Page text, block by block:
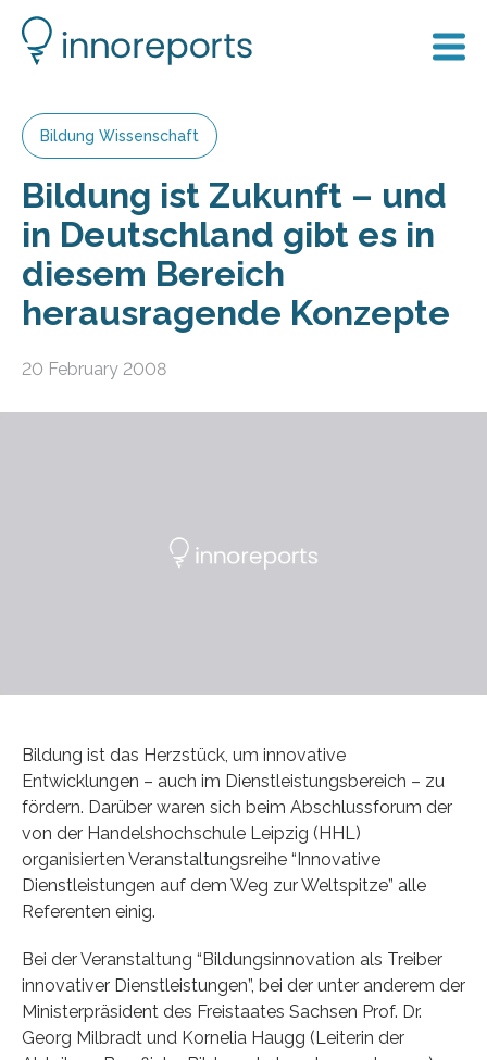
Bildung Wissenschaft
Bildung ist Zukunft – und
in Deutschland gibt es in
diesem Bereich
herausragende Konzepte
20 February 2008
Bildung ist das Herzstück, um innovative
Entwicklungen – auch im Dienstleistungsbereich – zu
fördern. Darüber waren sich beim Abschlussforum der
von der Handelshochschule Leipzig (HHL)
organisierten Veranstaltungsreihe “Innovative
Dienstleistungen auf dem Weg zur Weltspitze” alle
Referenten einig.
Bei der Veranstaltung “Bildungsinnovation als Treiber
innovativer Dienstleistungen”, bei der unter anderem der
Ministerpräsident des Freistaates Sachsen Prof. Dr.
Georg Milbradt und Kornelia Haugg (Leiterin der